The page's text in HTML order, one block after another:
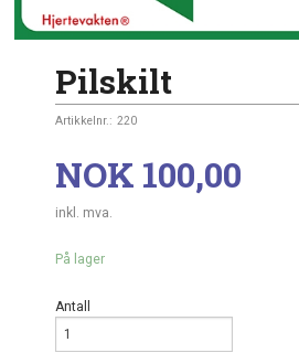
Pilskilt
Artikkelnr.: 220
Pris
NOK 100,00
inkl. mva.
På lager
Antall